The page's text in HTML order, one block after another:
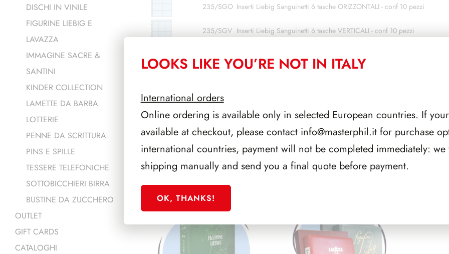
Inserti Liebig Sanguinetti 6 tasche ORIZZONTALI - conf 10 pezzi
235/SGO
Inserti Liebig Sanguinetti 6 tasche VERTICALI - conf 10 pezzi
235/SGV
AGGIUNGI AL
PRODOTTI CORRELATI
DISCHI IN VINILE
FIGURINE LIEBIG E
LAVAZZA
IMMAGINE SACRE &
SANTINI
KINDER COLLECTION
LAMETTE DA BARBA
LOTTERIE
PENNE DA SCRITTURA
PINS E SPILLE
TESSERE TELEFONICHE
SOTTOBICCHIERI BIRRA
BUSTINE DA ZUCCHERO
OUTLET
GIFT CARDS
CATALOGHI
LOOKS LIKE YOU’RE NOT IN ITALY
International orders
Online ordering is available only in selected European countries. If
available at checkout, please contact info@masterphil.itfor purchase
international countries, payment will not be completed immediately:
shipping manually and send you a final quote before payment.
OK, THANKS!